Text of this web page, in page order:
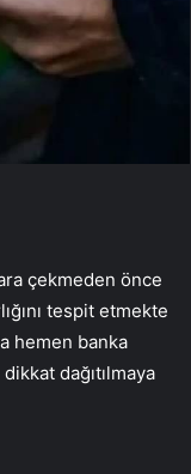
çekmeden önce
tespit etmekte
hemen banka
dağıtılmaya